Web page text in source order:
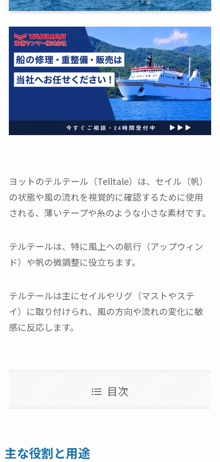
ヨットのテルテール（Telltale）は、セイル（帆）
の状態や風の流れを視覚的に確認するために使用
される、薄いテープや糸のような小さな素材です。
テルテールは、特に風上への航行（アップウィン
ド）や帆の微調整に役立ちます。
テルテールは主にセイルやリグ（マストやステ
イ）に取り付けられ、風の方向や流れの変化に敏
感に反応します。
目次
主な役割と用途